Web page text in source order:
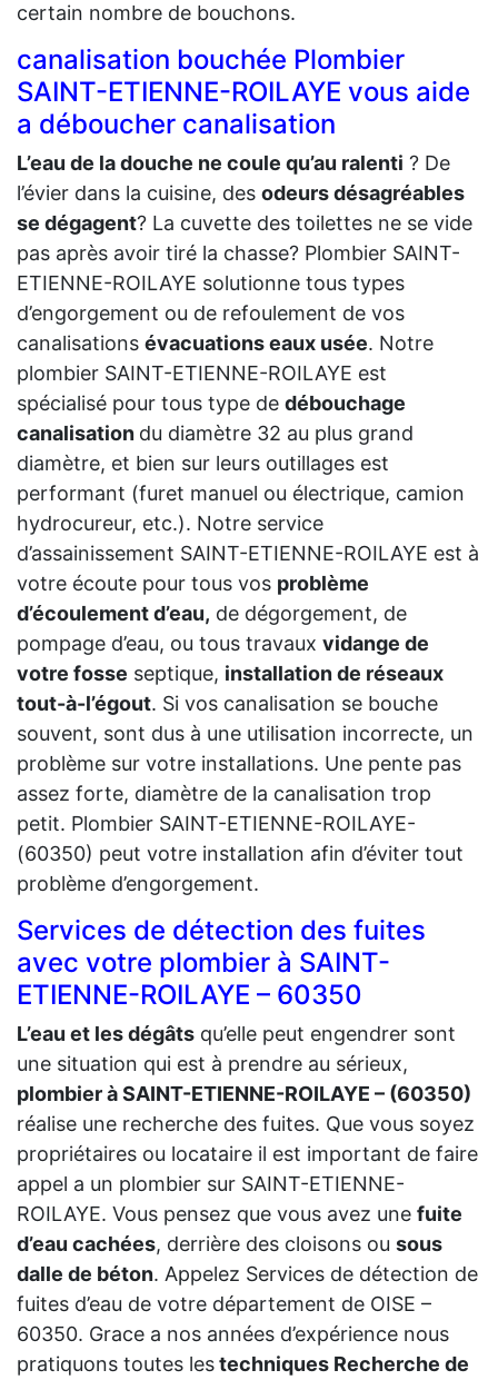
certain nombre de bouchons.
canalisation bouchée Plombier
SAINT-ETIENNE-ROILAYE vous aide
a déboucher canalisation
L’eau de la douche ne coule qu’au ralenti ? De
l’évier dans la cuisine, des odeurs désagréables
se dégagent? La cuvette des toilettes ne se vide
pas après avoir tiré la chasse? Plombier SAINT-
ETIENNE-ROILAYE solutionne tous types
d’engorgement ou de refoulement de vos
canalisations évacuations eaux usée. Notre
plombier SAINT-ETIENNE-ROILAYE est
spécialisé pour tous type de débouchage
canalisation du diamètre 32 au plus grand
diamètre, et bien sur leurs outillages est
performant (furet manuel ou électrique, camion
hydrocureur, etc.). Notre service
d’assainissement SAINT-ETIENNE-ROILAYE est à
votre écoute pour tous vos problème
d’écoulement d’eau, de dégorgement, de
pompage d’eau, ou tous travaux vidange de
votre fosse septique, installation de réseaux
tout-à-l’égout. Si vos canalisation se bouche
souvent, sont dus à une utilisation incorrecte, un
problème sur votre installations. Une pente pas
assez forte, diamètre de la canalisation trop
petit. Plombier SAINT-ETIENNE-ROILAYE-
(60350) peut votre installation afin d’éviter tout
problème d’engorgement.
Services de détection des fuites
avec votre plombier à SAINT-
ETIENNE-ROILAYE – 60350
L’eau et les dégâts qu’elle peut engendrer sont
une situation qui est à prendre au sérieux,
plombier à SAINT-ETIENNE-ROILAYE – (60350)
réalise une recherche des fuites. Que vous soyez
propriétaires ou locataire il est important de faire
appel a un plombier sur SAINT-ETIENNE-
ROILAYE. Vous pensez que vous avez une fuite
d’eau cachées, derrière des cloisons ou sous
dalle de béton. Appelez Services de détection de
fuites d’eau de votre département de OISE –
60350. Grace a nos années d’expérience nous
pratiquons toutes lestechniques Recherche de